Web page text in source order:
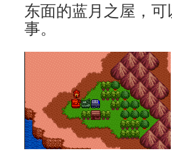
东面的蓝月之屋，
事。